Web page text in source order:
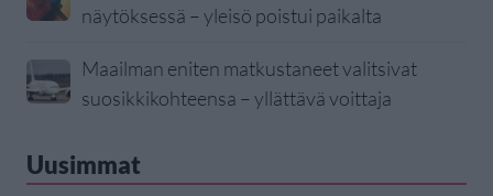
näytöksessä – yleisö poistui paikalta
Maailman eniten matkustaneet valitsivat
suosikkikohteensa – yllättävä voittaja
Uusimmat